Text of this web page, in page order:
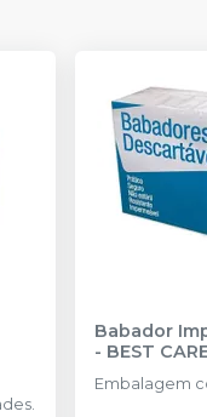
Babador
- BEST
Embalagem